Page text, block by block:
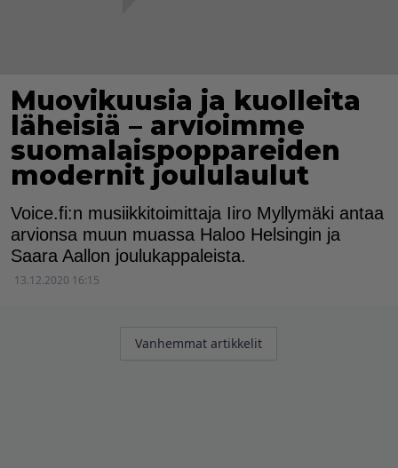
Muovikuusia ja kuolleita
läheisiä – arvioimme
suomalaispoppareiden
modernit joululaulut
Voice.fi:n musiikkitoimittaja Iiro Myllymäki antaa
arvionsa muun muassa Haloo Helsingin ja
Saara Aallon joulukappaleista.
13.12.2020 16:15
Artikkelien
Vanhemmat artikkelit